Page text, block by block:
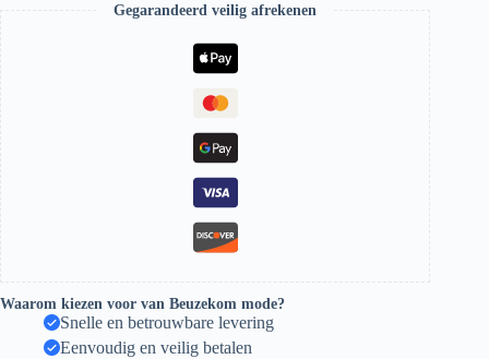
Gegarandeerd veilig afrekenen
Waarom kiezen voor van Beuzekom mode?
Snelle en betrouwbare levering
Eenvoudig en veilig betalen